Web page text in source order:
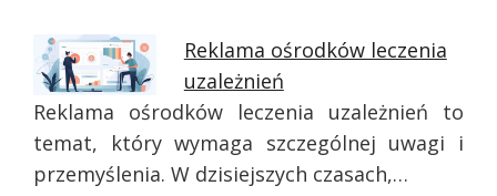
Reklama ośrodków leczenia
uzależnień
Reklama ośrodków leczenia uzależnień to
temat, który wymaga szczególnej uwagi i
przemyślenia. W dzisiejszych czasach,…